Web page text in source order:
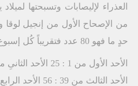
العذراء لإليصابات وتسبحتها
من الإصحاح الأول من إنجيل
حدٍ ما فهو 80 عدد فتقريباً كُل إسبوع 20 أو 25 عدد :-
الأحد الأول من 1 : 25 الأحد الثانىِ من 26 : 38
الأحد الثالث من 39 : 56 الأحد الرابع من 57 : 80